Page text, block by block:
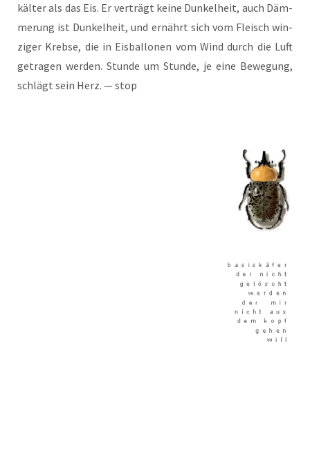
käl­ter als das Eis. Er ver­trägt kei­ne Dun­kel­heit, auch Däm­
me­rung ist Dun­kel­heit, und ernährt sich vom Fleisch win­
zi­ger Kreb­se, die in Eis­bal­lo­nen vom Wind durch die Luft
getra­gen wer­den. Stun­de um Stun­de, je eine Bewe­gung,
schlägt sein Herz. — stop